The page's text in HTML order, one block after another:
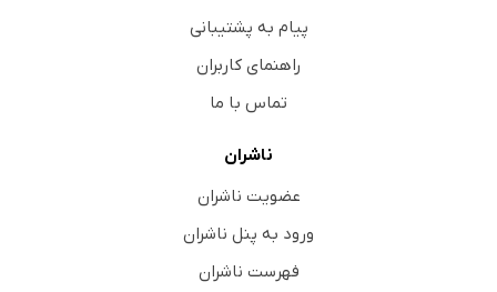
پیام به پشتیبانی
راهنمای کاربران
تماس با ما
ناشران
عضویت ناشران
ورود به پنل ناشران
فهرست ناشران